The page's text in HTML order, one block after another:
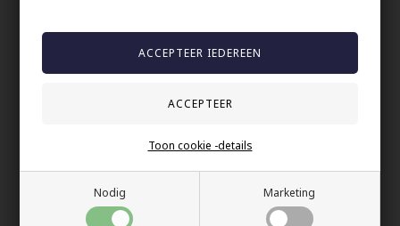
Nodig Marketing
Toon cookie -details
Blackcoat
gepolijst staal.
49,00 EUR